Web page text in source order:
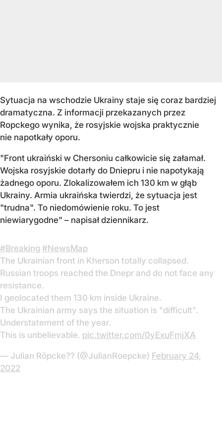
Sytuacja na wschodzie Ukrainy staje się coraz bardziej
dramatyczna. Z informacji przekazanych przez
Ropckego wynika, że rosyjskie wojska praktycznie
nie napotkały oporu.
"Front ukraiński w Chersoniu całkowicie się załamał.
Wojska rosyjskie dotarły do Dniepru i nie napotykają
żadnego oporu. Zlokalizowałem ich 130 km w głąb
Ukrainy. Armia ukraińska twierdzi, że sytuacja jest
"trudna". To niedomówienie roku. To jest
niewiarygodne" – napisał dziennikarz.
#Breaking #NewsMap
The Ukrainian front in Kherson totally collapsed.
Russian troops reached the Dnepr and do not face any
resistance.
I geolocated them 130 km inside Ukraine.
The Ukrainian army says the situation is "difficult".
Understatement of the year.
This is unbelievable. pic.twitter.com/0yExuFmjXA
— Julian Röpcke?? (@JulianRoepcke) February 24,
2022